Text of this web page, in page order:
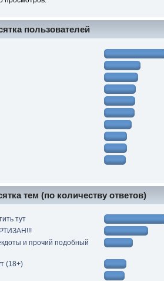
пользователей
тем (по количеству ответов)
тут
и прочий подобный
(18+)